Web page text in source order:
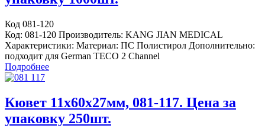
Код 081-120
Код: 081-120 Производитель: KANG JIAN MEDICAL
Характеристики: Материал: ПС Полистирол Дополнительно:
подходит для German TECO 2 Channel
Подробнее
Кювет 11x60x27мм, 081-117. Цена за
упаковку 250шт.